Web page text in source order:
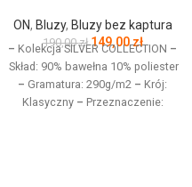
ON, Bluzy, Bluzy bez kaptura
190,00zł 149,00zł
– Kolekcja SILVER COLLECTION –
Skład: 90% bawełna 10% poliester
– Gramatura: 290g/m2 – Krój:
Klasyczny – Przeznaczenie: